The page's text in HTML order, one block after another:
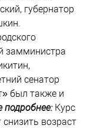
губернатор
замминистра
сенатор
был также и
подробнее:Курс
возраст